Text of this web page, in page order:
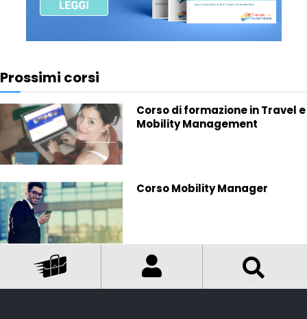
Prossimi corsi
Corso di formazione in Travel e
Mobility Management
Corso Mobility Manager